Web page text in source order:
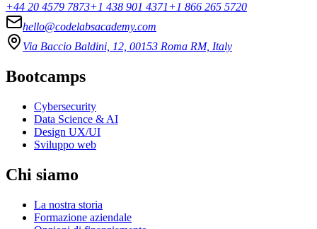
+44 20 4579 7873+1 438 901 4371+1 866 265 5720
hello@codelabsacademy.com
Via Baccio Baldini, 12, 00153 Roma RM, Italy
Bootcamps
Cybersecurity
Data Science & AI
Design UX/UI
Sviluppo web
Chi siamo
La nostra storia
Formazione aziendale